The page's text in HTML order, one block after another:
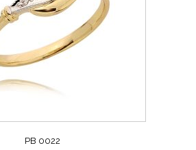
PB 0022